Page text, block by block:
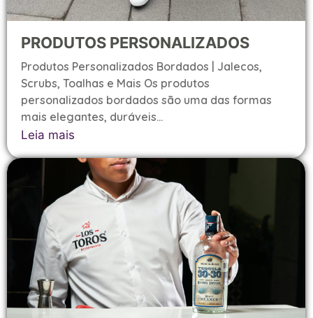
PRODUTOS PERSONALIZADOS
Produtos Personalizados Bordados | Jalecos,
Scrubs, Toalhas e Mais Os produtos
personalizados bordados são uma das formas
mais elegantes, duráveis...
Leia mais